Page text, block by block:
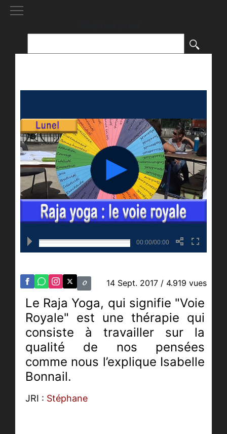
00:00/00:00
14 Sept. 2017 / 4.919 vues
Le Raja Yoga, qui signifie "Voie
Royale" est une thérapie qui
consiste à travailler sur la
qualité de nos pensées
comme nous l’explique Isabelle
Bonnail.
JRI : Stéphane